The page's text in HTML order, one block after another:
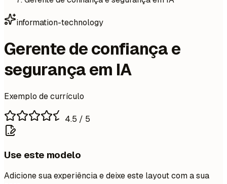
information-technology
Gerente de confiança e
segurança em IA
Exemplo de currículo
4.5 / 5
Use este modelo
Adicione sua experiência e deixe este layout com a sua